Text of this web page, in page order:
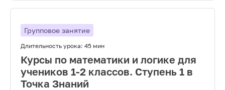
Групповое занятие
Длительность урока: 45 мин
Курсы по математики и логике для
учеников 1-2 классов. Ступень 1 в
Точка Знаний